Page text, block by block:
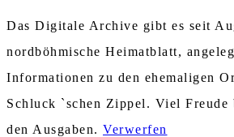
Das Digitale Archive gibt es seit
nordböhmische Heimatblatt,
Informationen zu den ehemaligen
Schluck `schen Zippel. Viel Freude
den Ausgaben. Verwerfen